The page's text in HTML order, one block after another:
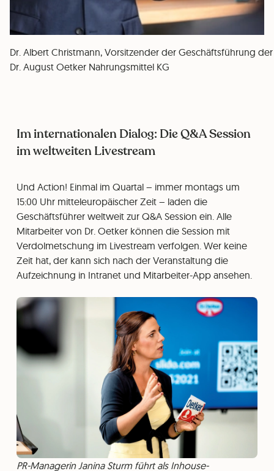
Dr. Albert Christmann, Vorsitzender der Geschäftsführung der
Dr. August Oetker Nahrungsmittel KG
Im internationalen Dialog: Die Q&A Session
im weltweiten Livestream
Und Action! Einmal im Quartal – immer montags um
15:00 Uhr mitteleuropäischer Zeit – laden die
Geschäftsführer weltweit zur Q&A Session ein. Alle
Mitarbeiter von Dr. Oetker können die Session mit
Verdolmetschung im Livestream verfolgen. Wer keine
Zeit hat, der kann sich nach der Veranstaltung die
Aufzeichnung in Intranet und Mitarbeiter-App ansehen.
PR-Managerin Janina Sturm führt als Inhouse-